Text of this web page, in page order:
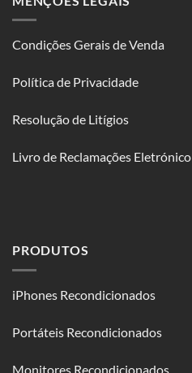
Condições Gerais de Venda
Política de Privacidade
Resolução de Litígios
Livro de Reclamações Eletrónico
PRODUTOS
iPhones Recondicionados
Portáteis Recondicionados
Monitores Recondicionados